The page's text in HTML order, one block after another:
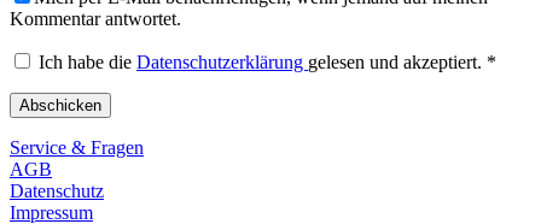
Kommentar antwortet.
Ich habe die Datenschutzerklärung gelesen und akzeptiert. *
Service & Fragen
AGB
Datenschutz
Impressum